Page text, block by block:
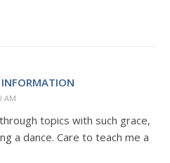
AM
topics with such grace,
a dance. Care to teach me a